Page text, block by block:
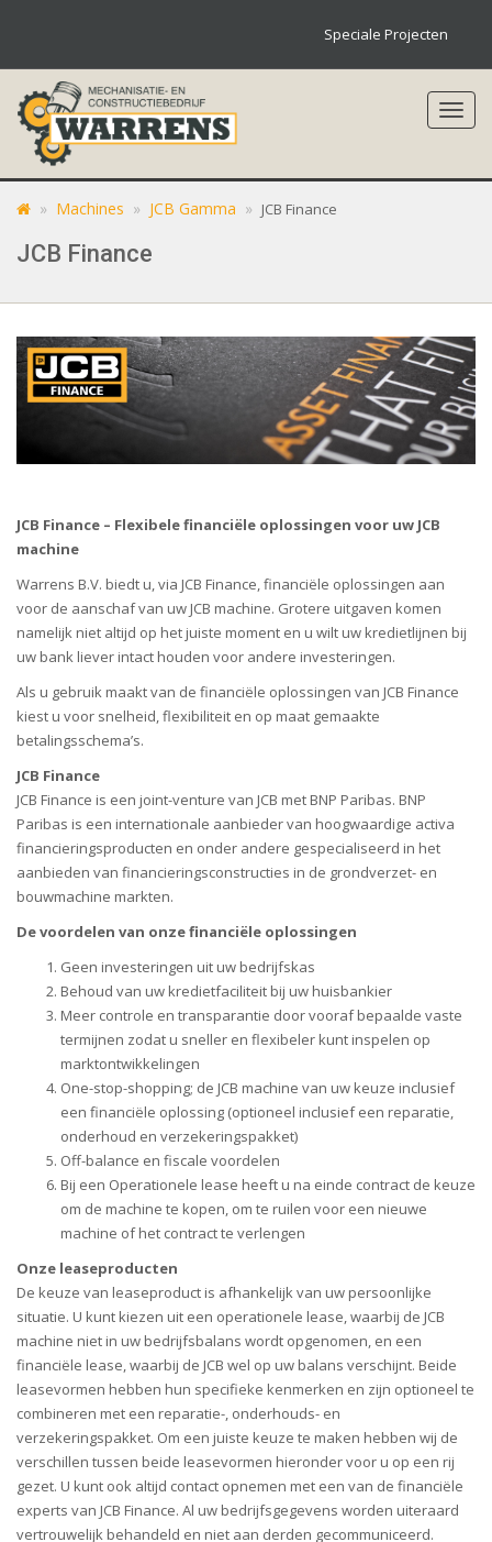
Speciale Projecten
» Machines » JCB Gamma » JCB Finance
JCB Finance
JCB Finance – Flexibele financiële oplossingen voor uw JCB
machine
Warrens B.V. biedt u, via JCB Finance, financiële oplossingen aan
voor de aanschaf van uw JCB machine. Grotere uitgaven komen
namelijk niet altijd op het juiste moment en u wilt uw kredietlijnen bij
uw bank liever intact houden voor andere investeringen.
Als u gebruik maakt van de financiële oplossingen van JCB Finance
kiest u voor snelheid, flexibiliteit en op maat gemaakte
betalingsschema’s.
JCB Finance
JCB Finance is een joint-venture van JCB met BNP Paribas. BNP
Paribas is een internationale aanbieder van hoogwaardige activa
financieringsproducten en onder andere gespecialiseerd in het
aanbieden van financieringsconstructies in de grondverzet- en
bouwmachine markten.
De voordelen van onze financiële oplossingen
Geen investeringen uit uw bedrijfskas
Behoud van uw kredietfaciliteit bij uw huisbankier
Meer controle en transparantie door vooraf bepaalde vaste
termijnen zodat u sneller en flexibeler kunt inspelen op
marktontwikkelingen
One-stop-shopping; de JCB machine van uw keuze inclusief
een financiële oplossing (optioneel inclusief een reparatie,
onderhoud en verzekeringspakket)
Off-balance en fiscale voordelen
Bij een Operationele lease heeft u na einde contract de keuze
om de machine te kopen, om te ruilen voor een nieuwe
machine of het contract te verlengen
Onze leaseproducten
De keuze van leaseproduct is afhankelijk van uw persoonlijke
situatie. U kunt kiezen uit een operationele lease, waarbij de JCB
machine niet in uw bedrijfsbalans wordt opgenomen, en een
financiële lease, waarbij de JCB wel op uw balans verschijnt. Beide
leasevormen hebben hun specifieke kenmerken en zijn optioneel te
combineren met een reparatie-, onderhouds- en
verzekeringspakket. Om een juiste keuze te maken hebben wij de
verschillen tussen beide leasevormen hieronder voor u op een rij
gezet. U kunt ook altijd contact opnemen met een van de financiële
experts van JCB Finance. Al uw bedrijfsgegevens worden uiteraard
vertrouwelijk behandeld en niet aan derden gecommuniceerd.